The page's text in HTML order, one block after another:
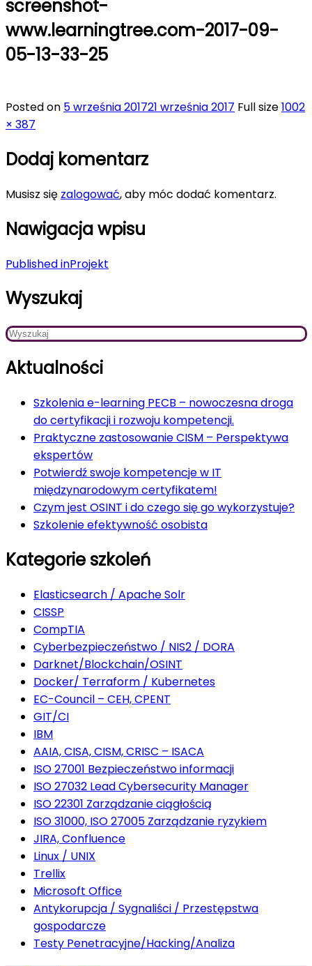
screenshot-
www.learningtree.com-2017-09-
05-13-33-25
Posted on 5 września 201721 września 2017 Full size1002
× 387
Dodaj komentarz
Musisz się zalogować, aby móc dodać komentarz.
Nawigacja wpisu
Published inProjekt
Wyszukaj
Aktualności
Szkolenia e-learning PECB – nowoczesna droga
do certyfikacji i rozwoju kompetencji.
Praktyczne zastosowanie CISM – Perspektywa
ekspertów
Potwierdź swoje kompetencje w IT
międzynarodowym certyfikatem!
Czym jest OSINT i do czego się go wykorzystuje?
Szkolenie efektywność osobista
Kategorie szkoleń
Elasticsearch / Apache Solr
CISSP
CompTIA
Cyberbezpieczeństwo / NIS2 / DORA
Darknet/Blockchain/OSINT
Docker/ Terraform / Kubernetes
EC-Council – CEH, CPENT
GIT/CI
IBM
AAIA, CISA, CISM, CRISC – ISACA
ISO 27001 Bezpieczeństwo informacji
ISO 27032 Lead Cybersecurity Manager
ISO 22301 Zarządzanie ciągłością
ISO 31000, ISO 27005 Zarządzanie ryzykiem
JIRA, Confluence
Linux / UNIX
Trellix
Microsoft Office
Antykorupcja / Sygnaliści / Przestępstwa
gospodarcze
Testy Penetracyjne/Hacking/Analiza